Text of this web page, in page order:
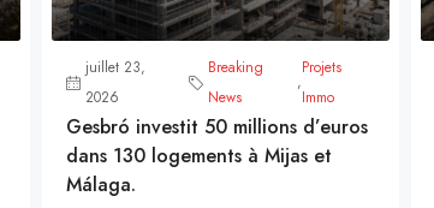
juillet 23,
2026
Breaking
News
,
Projets
Immo
Gesbró investit 50 millions d’euros
dans 130 logements à Mijas et
Málaga.